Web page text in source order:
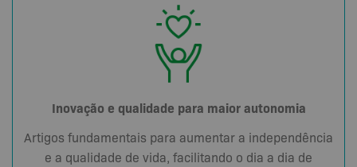
Inovação e qualidade para maior autonomia
Artigos fundamentais para aumentar a independência
e a qualidade de vida, facilitando o dia a dia de